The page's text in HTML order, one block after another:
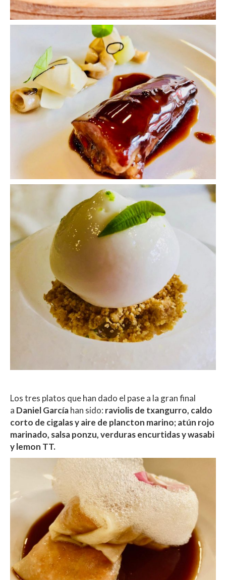
Los tres platos que han dado el pase a la gran final
a Daniel Garcíahan sido: raviolis de txangurro, caldo
corto de cigalas y aire de plancton marino; atún rojo
marinado, salsa ponzu, verduras encurtidas y wasabi
y lemon TT.